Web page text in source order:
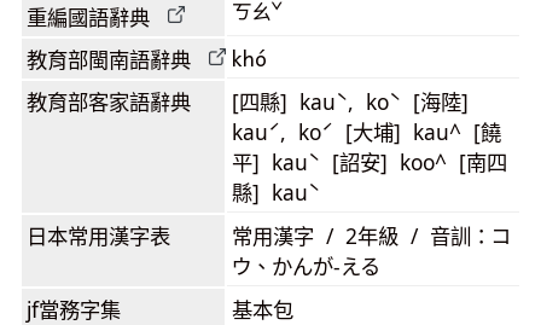
重編國語辭典 ㄎㄠˇ
教育部閩南語辭典 khó
教育部客家語辭典
[四縣] kauˋ, koˋ [海陸]
kauˊ, koˊ [大埔] kau^ [饒
平] kauˋ [詔安] koo^ [南四
縣] kauˋ
日本常用漢字表
常用漢字 / 2年級 / 音訓：コ
ウ、かんが-える
jf當務字集 基本包